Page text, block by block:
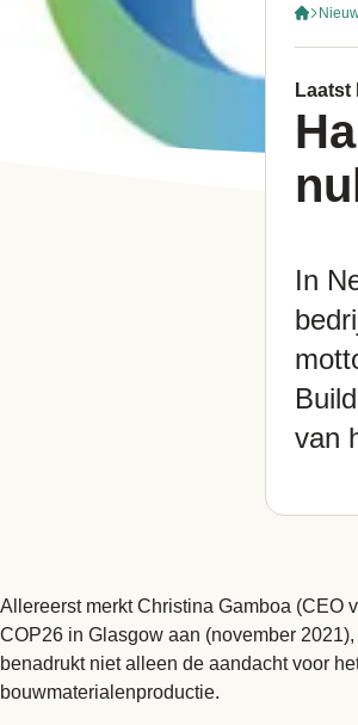
Laatst
In
van
Allereerst merkt Christina Gamboa (CEO
COP26 in Glasgow aan (november
benadrukt niet alleen de aandacht voor
bouwmaterialenproductie.